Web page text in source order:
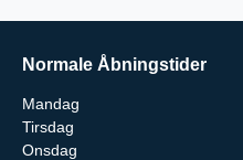
Normale Åbningstider
Mandag
Tirsdag
Onsdag